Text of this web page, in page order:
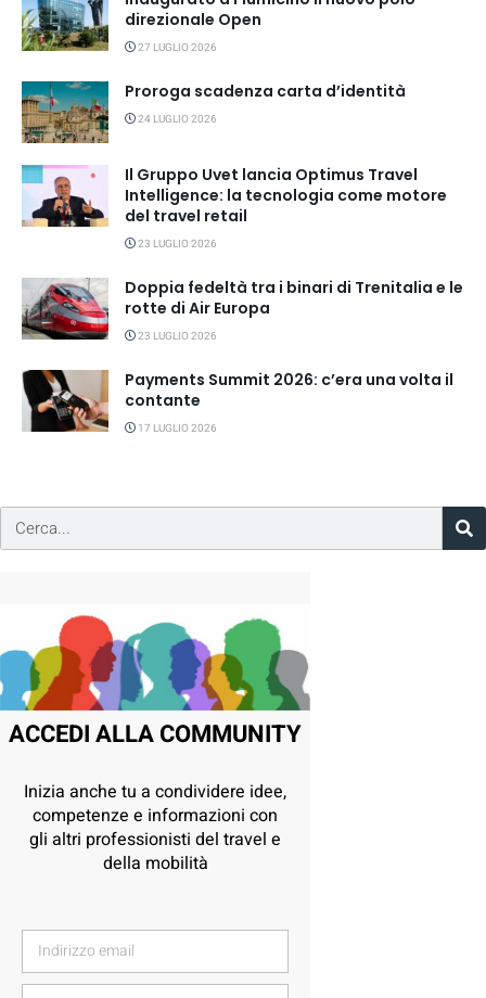
direzionale Open
27 LUGLIO 2026
Proroga scadenza carta d’identità
24 LUGLIO 2026
Il Gruppo Uvet lancia Optimus Travel
Intelligence: la tecnologia come motore
del travel retail
23 LUGLIO 2026
Doppia fedeltà tra i binari di Trenitalia e le
rotte di Air Europa
23 LUGLIO 2026
Payments Summit 2026: c’era una volta il
contante
17 LUGLIO 2026
ACCEDI ALLA COMMUNITY
Inizia anche tu a condividere idee,
competenze e informazioni con
gli altri professionisti del travel e
della mobilità